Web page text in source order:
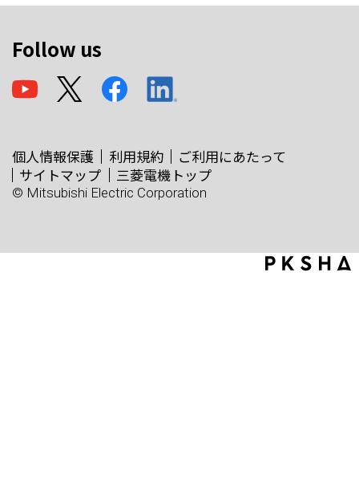
Follow us
個人情報保護 利用規約
ご利用にあたって
サイトマップ
三菱電機トップ
© Mitsubishi Electric Corporation